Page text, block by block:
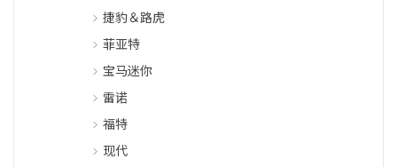
捷豹＆路虎
菲亚特
宝马迷你
雷诺
福特
现代